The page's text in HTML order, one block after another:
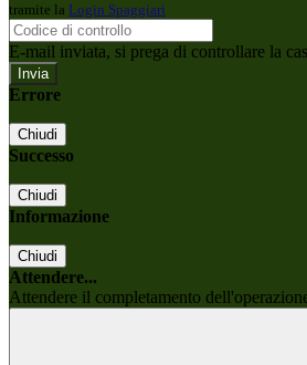
tramite la Login Spaggiari
E-mail inviata, si prega di controllare la
Errore
Chiudi
Successo
Chiudi
Informazione
Chiudi
Attendere...
Attendere il completamento